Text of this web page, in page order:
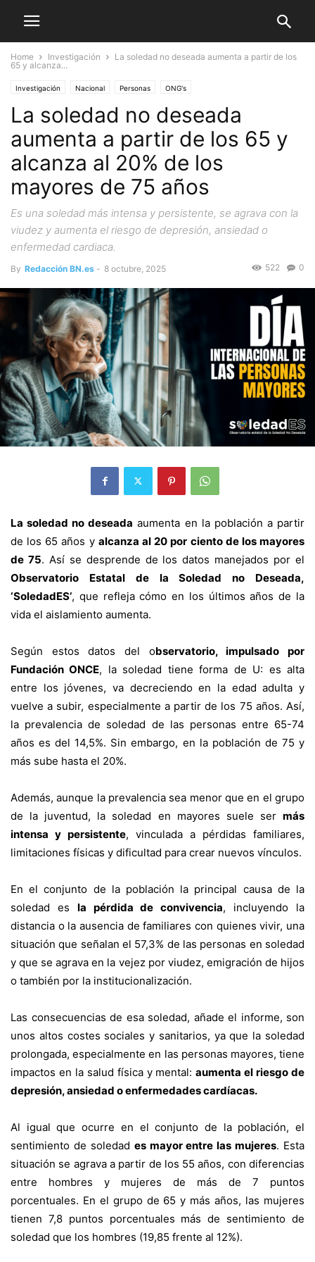
Home Investigación
La soledad no deseada aumenta a partir de los
65 y alcanza...
Investigación Nacional Personas ONG's
La soledad no deseada
aumenta a partir de los 65 y
alcanza al 20% de los
mayores de 75 años
Es una soledad más intensa y persistente, se agrava con la
viudez y aumenta el riesgo de depresión, ansiedad o
enfermedad cardiaca.
By Redacción BN.es - 8 octubre, 2025 0
522
La soledad no deseada aumenta en la población a partir
de los 65 años y alcanza al 20 por ciento de los mayores
de 75. Así se desprende de los datos manejados por el
Observatorio Estatal de la Soledad no Deseada,
‘SoledadES’, que refleja cómo en los últimos años de la
vida el aislamiento aumenta.
Según estos datos del observatorio, impulsado por
Fundación ONCE, la soledad tiene forma de U: es alta
entre los jóvenes, va decreciendo en la edad adulta y
vuelve a subir, especialmente a partir de los 75 años. Así,
la prevalencia de soledad de las personas entre 65-74
años es del 14,5%. Sin embargo, en la población de 75 y
más sube hasta el 20%.
Además, aunque la prevalencia sea menor que en el grupo
de la juventud, la soledad en mayores suele ser más
intensa y persistente, vinculada a pérdidas familiares,
limitaciones físicas y dificultad para crear nuevos vínculos.
En el conjunto de la población la principal causa de la
soledad es la pérdida de convivencia, incluyendo la
distancia o la ausencia de familiares con quienes vivir, una
situación que señalan el 57,3% de las personas en soledad
y que se agrava en la vejez por viudez, emigración de hijos
o también por la institucionalización.
Las consecuencias de esa soledad, añade el informe, son
unos altos costes sociales y sanitarios, ya que la soledad
prolongada, especialmente en las personas mayores, tiene
impactos en la salud física y mental:aumenta el riesgo de
depresión, ansiedad o enfermedades cardíacas.
Al igual que ocurre en el conjunto de la población, el
sentimiento de soledad es mayor entre las mujeres. Esta
situación se agrava a partir de los 55 años, con diferencias
entre hombres y mujeres de más de 7 puntos
porcentuales. En el grupo de 65 y más años, las mujeres
tienen 7,8 puntos porcentuales más de sentimiento de
soledad que los hombres (19,85 frente al 12%).